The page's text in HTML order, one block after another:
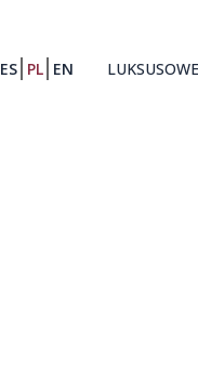
ES PL EN